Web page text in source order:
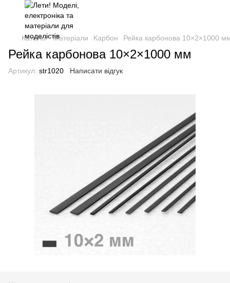
Каталог Матеріали Карбон Рейка карбонова 10×2×1000
Рейка карбонова 10×2×1000 мм
Артикул: str1020 Написати відгук